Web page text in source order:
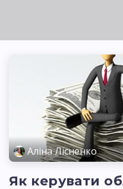
Аліна Лісненко
Як керувати